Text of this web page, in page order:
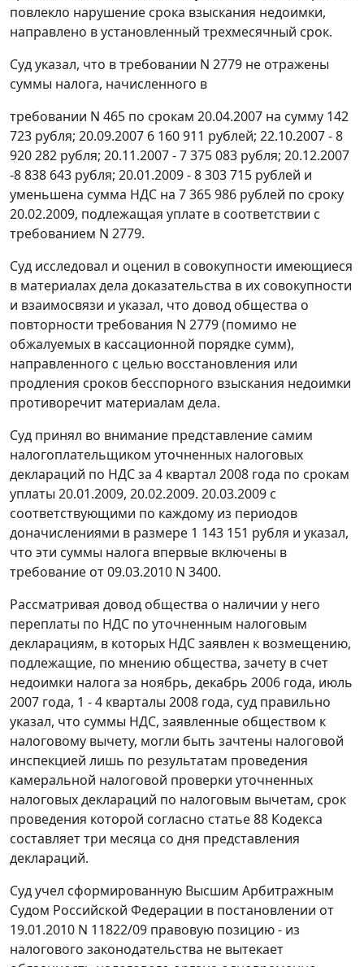
повлекло нарушение срока взыскания недоимки,
направлено в установленный трехмесячный срок.
Суд указал, что в требовании N 2779 не отражены
суммы налога, начисленного в
требовании N 465 по срокам 20.04.2007 на сумму 142
723 рубля; 20.09.2007 6 160 911 рублей; 22.10.2007 - 8
920 282 рубля; 20.11.2007 - 7 375 083 рубля; 20.12.2007
-8 838 643 рубля; 20.01.2009 - 8 303 715 рублей и
уменьшена сумма НДС на 7 365 986 рублей по сроку
20.02.2009, подлежащая уплате в соответствии с
требованием N 2779.
Суд исследовал и оценил в совокупности имеющиеся
в материалах дела доказательства в их совокупности
и взаимосвязи и указал, что довод общества о
повторности требования N 2779 (помимо не
обжалуемых в кассационной порядке сумм),
направленного с целью восстановления или
продления сроков бесспорного взыскания недоимки
противоречит материалам дела.
Суд принял во внимание представление самим
налогоплательщиком уточненных налоговых
деклараций по НДС за 4 квартал 2008 года по срокам
уплаты 20.01.2009, 20.02.2009. 20.03.2009 с
соответствующими по каждому из периодов
доначислениями в размере 1 143 151 рубля и указал,
что эти суммы налога впервые включены в
требование от 09.03.2010 N 3400.
Рассматривая довод общества о наличии у него
переплаты по НДС по уточненным налоговым
декларациям, в которых НДС заявлен к возмещению,
подлежащие, по мнению общества, зачету в счет
недоимки налога за ноябрь, декабрь 2006 года, июль
2007 года, 1 - 4 кварталы 2008 года, суд правильно
указал, что суммы НДС, заявленные обществом к
налоговому вычету, могли быть зачтены налоговой
инспекцией лишь по результатам проведения
камеральной налоговой проверки уточненных
налоговых деклараций по налоговым вычетам, срок
проведения которой согласно статье 88 Кодекса
составляет три месяца со дня представления
деклараций.
Суд учел сформированную Высшим Арбитражным
Судом Российской Федерации в постановлении от
19.01.2010 N 11822/09 правовую позицию - из
налогового законодательства не вытекает